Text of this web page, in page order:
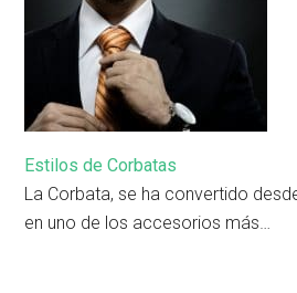
Estilos de Corbatas
La Corbata, se ha convertido
en uno de los accesorios más…